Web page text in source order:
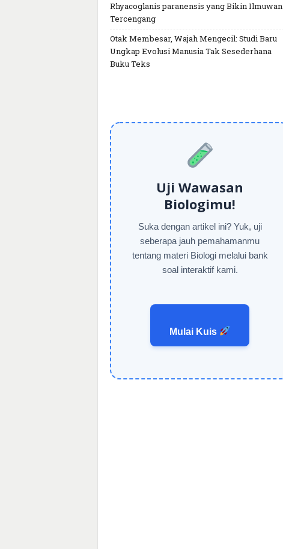
Rhyacoglanis paranensis yang Bikin Ilmuwan
Tercengang
Otak Membesar, Wajah Mengecil: Studi Baru
Ungkap Evolusi Manusia Tak Sesederhana
Buku Teks
Uji Wawasan
Biologimu!
Suka dengan artikel ini? Yuk, uji
seberapa jauh pemahamanmu
tentang materi Biologi melalui bank
soal interaktif kami.
Mulai Kuis